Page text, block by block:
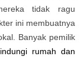
tidak ragu
ini membuatnya
Banyak pemilik
rumah dan